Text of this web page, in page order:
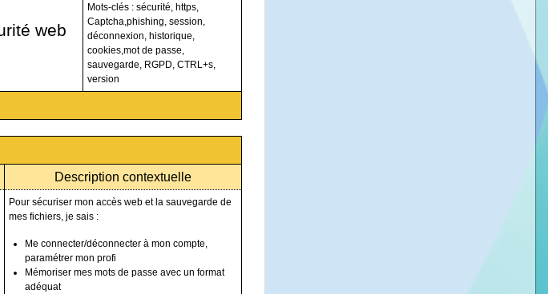
web
Mots-clés : sécurité, https,
Captcha,phishing, session,
déconnexion, historique,
cookies,mot de passe,
sauvegarde, RGPD, CTRL+s,
version
Description contextuelle
Pour sécuriser mon accès web et la sauvegarde de
mes fichiers, je sais :
Me connecter/déconnecter à mon compte,
paramétrer mon profi
Mémoriser mes mots de passe avec un format
adéquat